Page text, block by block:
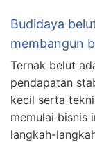
Budidaya
membangun
Ternak belut
pendapatan
kecil serta
memulai bisnis
langkah-